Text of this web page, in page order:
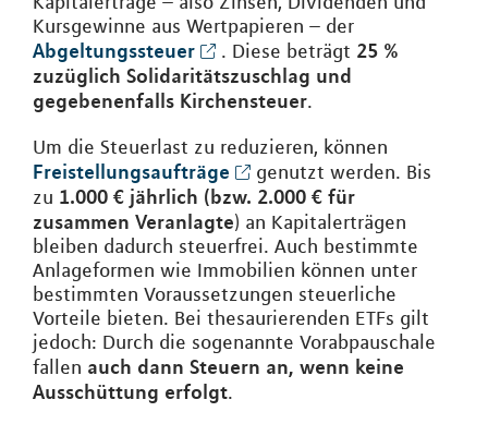
Kursgewinne aus Wertpapieren – der
Abgeltungssteuer
. Diese beträgt 25 %
zuzüglich Solidaritätszuschlag und
gegebenenfalls Kirchensteuer.
Um die Steuerlast zu reduzieren, können
Freistellungsaufträge
genutzt werden. Bis
zu 1.000 € jährlich (bzw. 2.000 € für
zusammen Veranlagte) an Kapitalerträgen
bleiben dadurch steuerfrei. Auch bestimmte
Anlageformen wie Immobilien können unter
bestimmten Voraussetzungen steuerliche
Vorteile bieten. Bei thesaurierenden ETFs gilt
jedoch: Durch die sogenannte Vorabpauschale
fallen auch dann Steuern an, wenn keine
Ausschüttung erfolgt.